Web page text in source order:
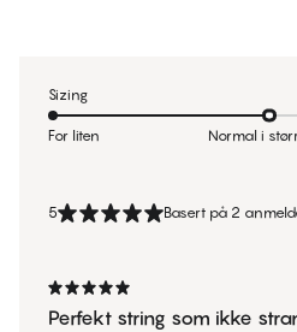
5 Basert på 2
Perfekt string som ikke
Sizing
For liten Normal i